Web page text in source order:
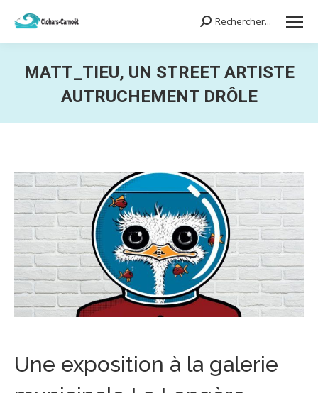
Search:Rechercher...
MATT_TIEU, UN STREET ARTISTE
AUTRUCHEMENT DRÔLE
Une exposition à la galerie